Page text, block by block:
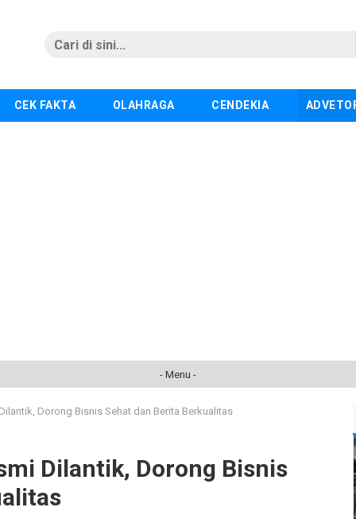
CEK FAKTA OLAHRAGA CENDEKIA
- Menu -
Dorong Bisnis Sehat dan Berita Berkualitas
Dilantik, Dorong Bisnis